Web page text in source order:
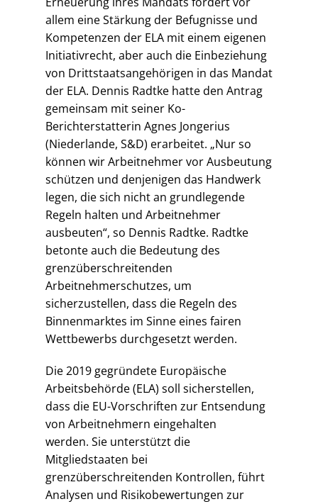
allem eine Stärkung der Befugnisse und
Kompetenzen der ELA mit einem eigenen
Initiativrecht, aber auch die Einbeziehung
von Drittstaatsangehörigen in das Mandat
der ELA. Dennis Radtke hatte den Antrag
gemeinsam mit seiner Ko-
Berichterstatterin Agnes Jongerius
(Niederlande, S&D) erarbeitet. „Nur so
können wir Arbeitnehmer vor Ausbeutung
schützen und denjenigen das Handwerk
legen, die sich nicht an grundlegende
Regeln halten und Arbeitnehmer
ausbeuten“, so Dennis Radtke. Radtke
betonte auch die Bedeutung des
grenzüberschreitenden
Arbeitnehmerschutzes, um
sicherzustellen, dass die Regeln des
Binnenmarktes im Sinne eines fairen
Wettbewerbs durchgesetzt werden.
Die 2019 gegründete Europäische
Arbeitsbehörde (ELA) soll sicherstellen,
dass die EU-Vorschriften zur Entsendung
von Arbeitnehmern eingehalten
werden. Sie unterstützt die
Mitgliedstaaten bei
grenzüberschreitenden Kontrollen, führt
Analysen und Risikobewertungen zur